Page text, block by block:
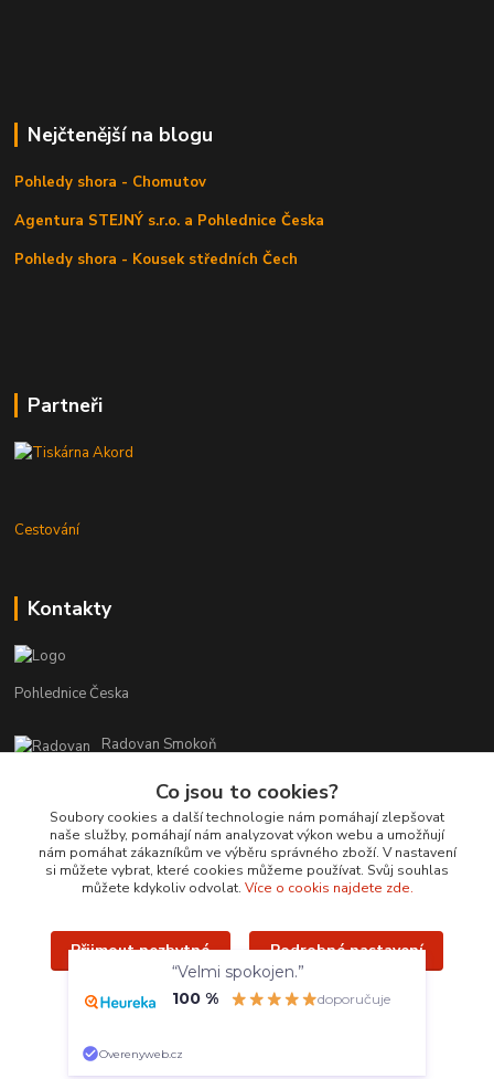
Nejčtenější na blogu
Pohledy shora - Chomutov
Agentura STEJNÝ s.r.o. a Pohlednice Česka
Pohledy shora - Kousek středních Čech
Partneři
Cestování
Kontakty
Pohlednice Česka
Radovan Smokoň
r.smokon@pohlednicecr.cz
Upravit sběr cookies.
Vytvořeno na
Co jsou to cookies?
Soubory cookies a další technologie nám pomáhají zlepšovat
naše služby, pomáhají nám analyzovat výkon webu a umožňují
nám pomáhat zákazníkům ve výběru správného zboží. V nastavení
si můžete vybrat, které cookies můžeme používat. Svůj souhlas
můžete kdykoliv odvolat. Více o cookis najdete zde.
Přijmout nezbytné Podrobné nastavení
Přijmout všechny
“Velmi spokojen.”
100 %
doporučuje
Overenyweb.cz